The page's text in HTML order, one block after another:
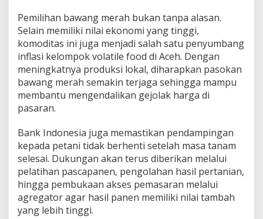
Pemilihan bawang merah bukan tanpa alasan.
Selain memiliki nilai ekonomi yang tinggi,
komoditas ini juga menjadi salah satu penyumbang
inflasi kelompok volatile food di Aceh. Dengan
meningkatnya produksi lokal, diharapkan pasokan
bawang merah semakin terjaga sehingga mampu
membantu mengendalikan gejolak harga di
pasaran.
Bank Indonesia juga memastikan pendampingan
kepada petani tidak berhenti setelah masa tanam
selesai. Dukungan akan terus diberikan melalui
pelatihan pascapanen, pengolahan hasil pertanian,
hingga pembukaan akses pemasaran melalui
agregator agar hasil panen memiliki nilai tambah
yang lebih tinggi.